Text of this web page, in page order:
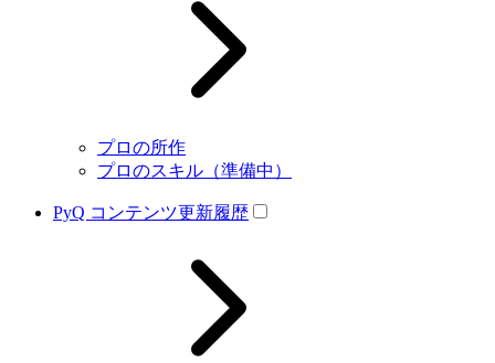
プロの所作
プロのスキル（準備中）
PyQ コンテンツ更新履歴